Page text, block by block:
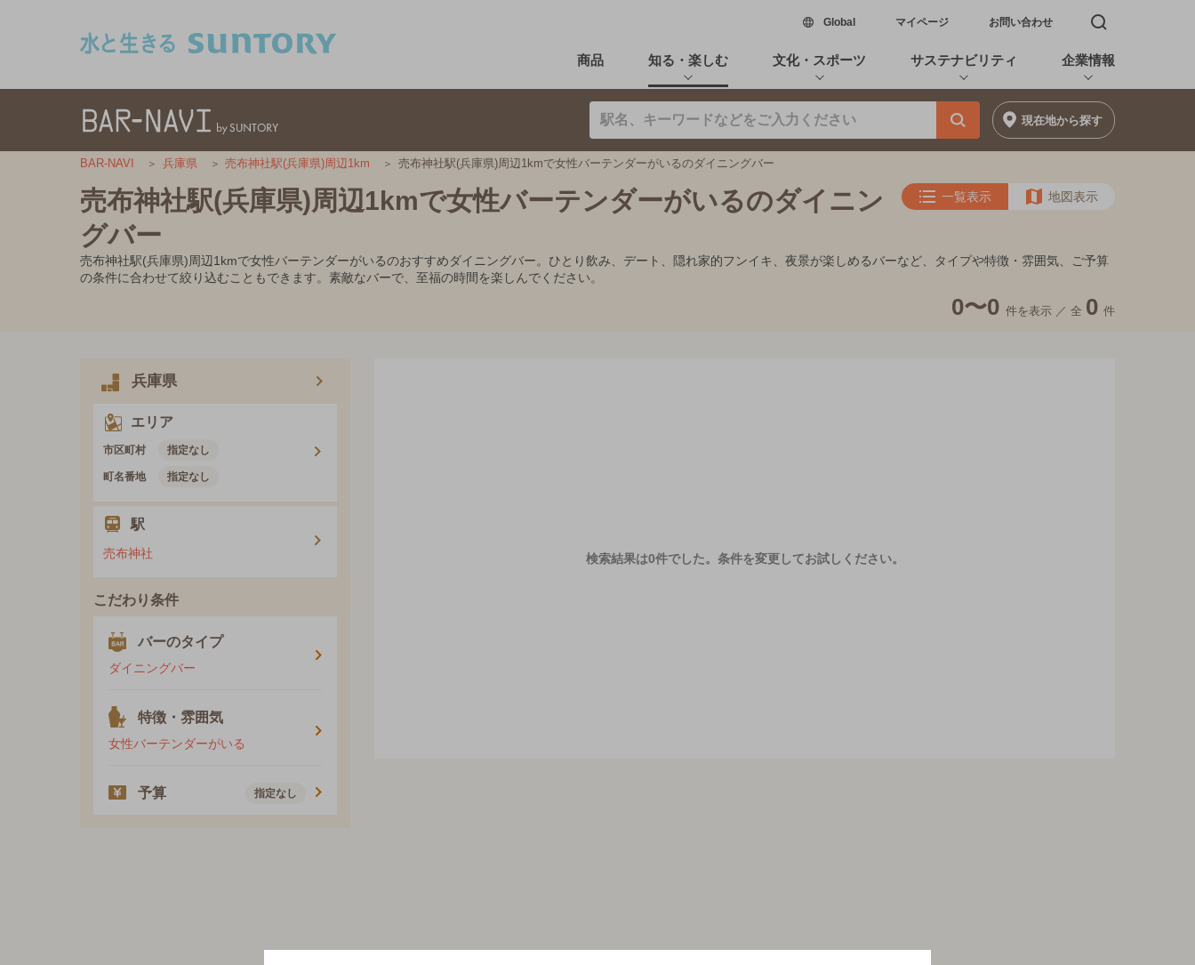
Global新しいウィンドウで開く
マイページ お問い合わせ 検索窓を開く
商品 知る・楽しむ 文化・スポーツ サステナビリティ 企業情報
現在地から探す
BAR-NAVI 兵庫県 売布神社駅(兵庫県)周辺1km 売布神社駅(兵庫県)周辺1kmで女性バーテンダーがいるのダイニングバー
売布神社駅(兵庫県)周辺1kmで女性バーテンダーがいるのダイニン
グバー
一覧表示 地図表示
売布神社駅(兵庫県)周辺1kmで女性バーテンダーがいるのおすすめダイニングバー。ひとり飲み、デート、隠れ家的フンイキ、夜景が楽しめるバーなど、タイプや特徴・雰囲気、ご予算
の条件に合わせて絞り込むこともできます。素敵なバーで、至福の時間を楽しんでください。
0〜0 件を表示 ／ 全 0 件
兵庫県
エリア
市区町村 指定なし
町名番地 指定なし
駅
売布神社
こだわり条件
バーのタイプ
ダイニングバー
特徴・雰囲気
女性バーテンダーがいる
予算 指定なし
検索結果は0件でした。 条件を変更してお試しください。